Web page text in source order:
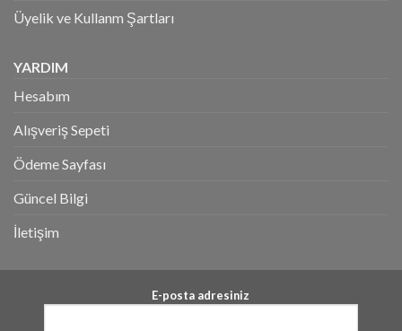
Üyelik ve Kullanm Şartları
YARDIM
Hesabım
Alışveriş Sepeti
Ödeme Sayfası
Güncel Bilgi
İletişim
E-posta adresiniz